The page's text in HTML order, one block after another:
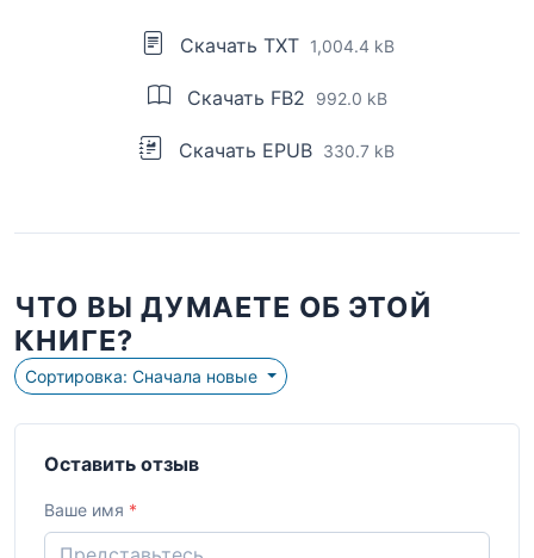
Скачать TXT 1,004.4 kB
Скачать FB2 992.0 kB
Скачать EPUB 330.7 kB
ЧТО ВЫ ДУМАЕТЕ ОБ ЭТОЙ
КНИГЕ?
Сортировка: Сначала новые
Оставить отзыв
Ваше имя *